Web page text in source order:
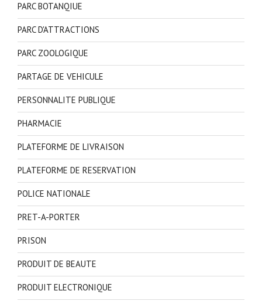
PARC BOTANQIUE
PARC D'ATTRACTIONS
PARC ZOOLOGIQUE
PARTAGE DE VEHICULE
PERSONNALITE PUBLIQUE
PHARMACIE
PLATEFORME DE LIVRAISON
PLATEFORME DE RESERVATION
POLICE NATIONALE
PRET-A-PORTER
PRISON
PRODUIT DE BEAUTE
PRODUIT ELECTRONIQUE